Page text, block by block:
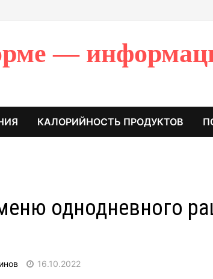
—
КАЛОРИЙНОСТЬ ПРОДУКТОВ
однодневного
16.10.2022